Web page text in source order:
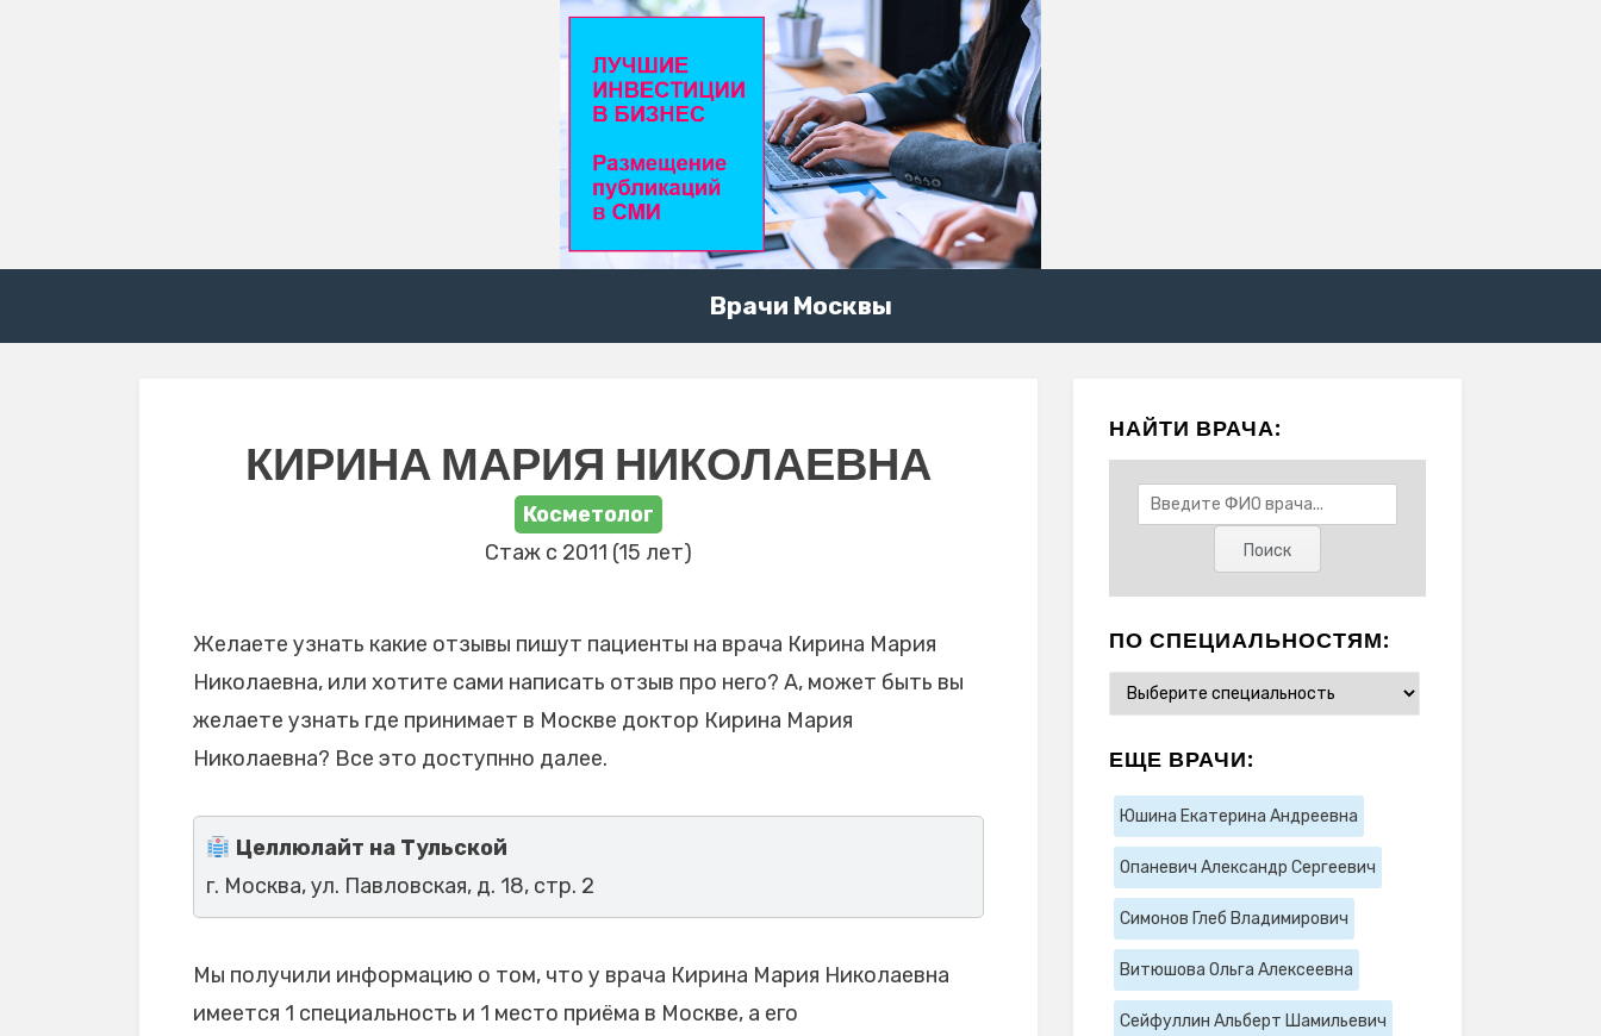
Врачи Москвы
КИРИНА МАРИЯ НИКОЛАЕВНА
Косметолог
Стаж с 2011 (15 лет)
Желаете узнать какие отзывы пишут пациенты на врача Кирина Мария
Николаевна, или хотите сами написать отзыв про него? А, может быть вы
желаете узнать где принимает в Москве доктор Кирина Мария
Николаевна? Все это доступнно далее.
Целлюлайт на Тульской
г. Москва, ул. Павловская, д. 18, стр. 2
Мы получили информацию о том, что у врача Кирина Мария Николаевна
имеется 1 специальность и 1 место приёма в Москве, а его
НАЙТИ ВРАЧА:
ПО СПЕЦИАЛЬНОСТЯМ:
ЕЩЕ ВРАЧИ:
Юшина Екатерина Андреевна
Опаневич Александр Сергеевич
Симонов Глеб Владимирович
Витюшова Ольга Алексеевна
Сейфуллин Альберт Шамильевич